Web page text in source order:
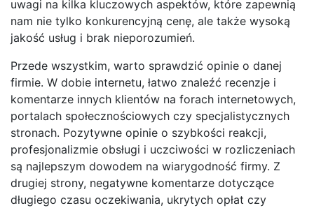
uwagi na kilka kluczowych aspektów, które zapewnią
nam nie tylko konkurencyjną cenę, ale także wysoką
jakość usług i brak nieporozumień.
Przede wszystkim, warto sprawdzić opinie o danej
firmie. W dobie internetu, łatwo znaleźć recenzje i
komentarze innych klientów na forach internetowych,
portalach społecznościowych czy specjalistycznych
stronach. Pozytywne opinie o szybkości reakcji,
profesjonalizmie obsługi i uczciwości w rozliczeniach
są najlepszym dowodem na wiarygodność firmy. Z
drugiej strony, negatywne komentarze dotyczące
długiego czasu oczekiwania, ukrytych opłat czy